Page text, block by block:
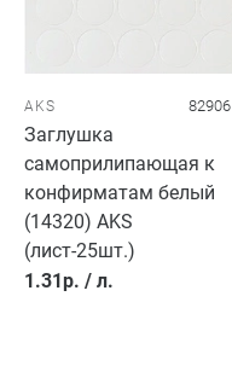
AKS 82906
Заглушка
самоприлипающая к
конфирматам белый
(14320) AKS
(лист-25шт.)
1.31р. / л.